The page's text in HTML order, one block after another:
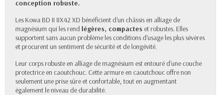
conception robuste.
Les Kowa BD II 8X42 XD bénéficient d'un châssis en alliage de
magnésium qui les rend légères, compactes et robustes. Elles
supportent sans aucun problème les conditions d'usage les plus sévères
et procurent un sentiment de sécurité et de longévité.
Leur corps robuste en alliage de magnésium est entouré d'une couche
protectrice en caoutchouc. Cette armure en caoutchouc offre non
seulement une prise sûre et confortable, tout en augmentant
également le niveau de durabilité.